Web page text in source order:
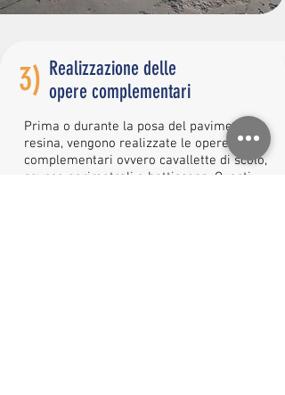
3) Realizzazione delle
opere complementari
Prima o durante la posa del pavimento in
resina, vengono realizzate le opere
complementari ovvero cavallette di scolo,
sgusce perimetrali e battiscopa. Questi